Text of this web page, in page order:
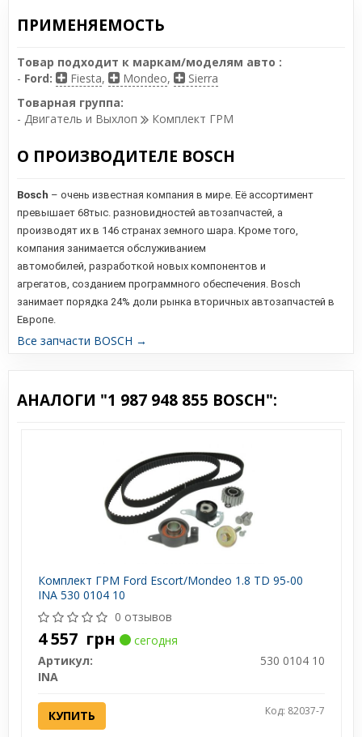
ПРИМЕНЯЕМОСТЬ
Товар подходит к маркам/моделям авто :
- Ford: Fiesta, Mondeo,
Sierra
Товарная группа:
- Двигатель и Выхлоп
Комплект ГРМ
О ПРОИЗВОДИТЕЛЕ BOSCH
Bosch – очень известная компания в мире. Её ассортимент
превышает 68тыс. разновидностей автозапчастей, а
производят их в 146 странах земного шара. Кроме того,
компания занимается обслуживанием
автомобилей, разработкой новых компонентов и
агрегатов, созданием программного обеспечения. Bosch
занимает порядка 24% доли рынка вторичных автозапчастей в
Европе.
Все запчасти BOSCH →
АНАЛОГИ "1 987 948 855 BOSCH":
Комплект ГРМ Ford Escort/Mondeo 1.8 TD 95-00
INA 530 0104 10
0 отзывов
4 557 грн
сегодня
Артикул:
530 0104 10
INA
КУПИТЬ Код: 82037-7